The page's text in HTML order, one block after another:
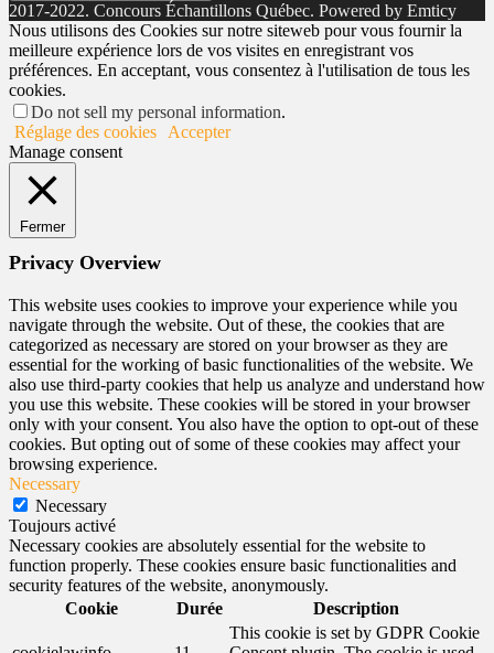
2017-2022. Concours Échantillons Québec. Powered by Emticy
Nous utilisons des Cookies sur notre siteweb pour vous fournir la
meilleure expérience lors de vos visites en enregistrant vos
préférences. En acceptant, vous consentez à l'utilisation de tous les
cookies.
Do not sell my personal information.
Réglage des cookies
Accepter
Manage consent
Fermer
Privacy Overview
This website uses cookies to improve your experience while you
navigate through the website. Out of these, the cookies that are
categorized as necessary are stored on your browser as they are
essential for the working of basic functionalities of the website. We
also use third-party cookies that help us analyze and understand how
you use this website. These cookies will be stored in your browser
only with your consent. You also have the option to opt-out of these
cookies. But opting out of some of these cookies may affect your
browsing experience.
Necessary
Necessary
Toujours activé
Necessary cookies are absolutely essential for the website to
function properly. These cookies ensure basic functionalities and
security features of the website, anonymously.
Cookie
Durée Description
This cookie is set by GDPR Cookie